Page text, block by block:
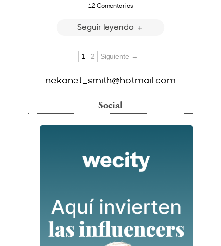
12 Comentarios
Seguir leyendo
1 2 Siguiente →
nekanet_smith@hotmail.com
Social